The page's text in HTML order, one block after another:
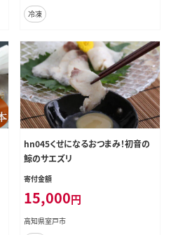
冷凍
hn045くせになるおつまみ！初音の
鯨のサエズリ
寄付金額
15,000円
高知県室戸市